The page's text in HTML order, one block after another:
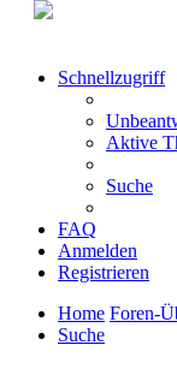
Schnellzugriff
Aktive
Suche
FAQ
Anmelden
Registrieren
Home Foren-
Suche